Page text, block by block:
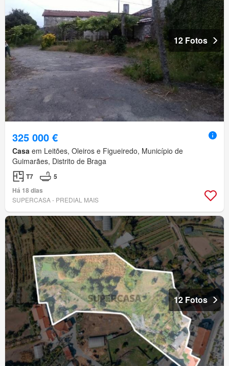
12 Fotos
325 000 €
Casa em Leitões, Oleiros e Figueiredo, Município de
Guimarães, Distrito de Braga
T7
5
Há 18 dias
SUPERCASA - PREDIAL MAIS
12 Fotos